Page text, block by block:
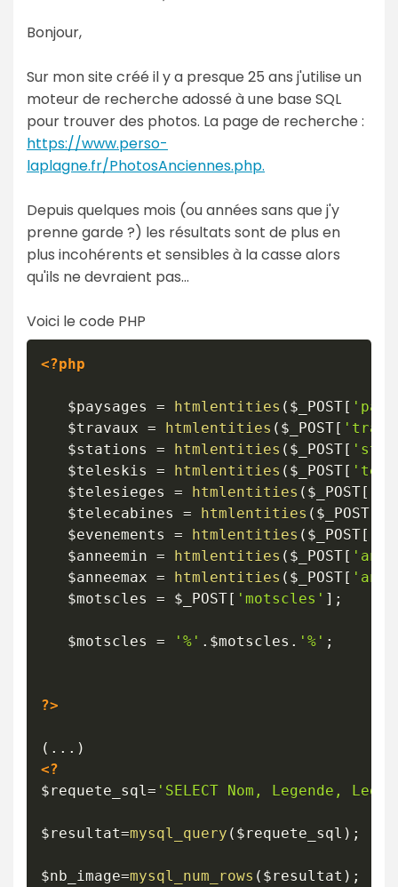
Bonjour,
Sur mon site créé il y a presque 25 ans j'utilise un
moteur de recherche adossé à une base SQL
pour trouver des photos. La page de recherche :
https://www.perso-
laplagne.fr/PhotosAnciennes.php.
Depuis quelques mois (ou années sans que j'y
prenne garde ?) les résultats sont de plus en
plus incohérents et sensibles à la casse alors
qu'ils ne devraient pas...
Voici le code PHP
<?php
$paysages = htmlentities ( $_POST[
$travaux = htmlentities ( $_POST[
$stations
= htmlentities ( $_POST[
$teleskis
= htmlentities ( $_POST[
$telesieges
= htmlentities ( $_POST[
$telecabines
= htmlentities ( $_POST
$evenements
= htmlentities ( $_POST[
$anneemin = htmlentities ( $_POST[
$anneemax = htmlentities ( $_POST[
$motscles
= $_POST[ 'motscles' ] ;
$motscles = '%' . $motscles . '%' ;
?>
<?
$requete_sql = 'SELECT Nom, Legende,
$resultat=mysql_query ( $requete_sql ) ;
$nb_image=mysql_num_rows ( $resultat ) ;